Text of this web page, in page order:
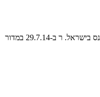
כתבה שהתפרסמה במאקו Living, פרובנס בישראל. ר ב-29.7.14 במדור